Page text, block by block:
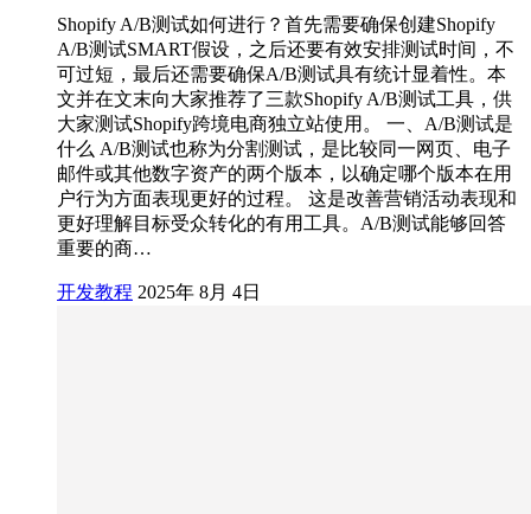
Shopify A/B测试如何进行？首先需要确保创建Shopify
A/B测试SMART假设，之后还要有效安排测试时间，不
可过短，最后还需要确保A/B测试具有统计显着性。本
文并在文末向大家推荐了三款Shopify A/B测试工具，供
大家测试Shopify跨境电商独立站使用。 一、A/B测试是
什么 A/B测试也称为分割测试，是比较同一网页、电子
邮件或其他数字资产的两个版本，以确定哪个版本在用
户行为方面表现更好的过程。 这是改善营销活动表现和
更好理解目标受众转化的有用工具。A/B测试能够回答
重要的商…
开发教程 2025年 8月 4日